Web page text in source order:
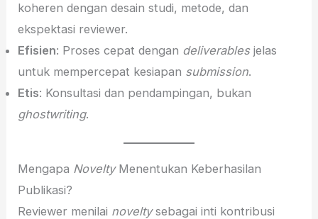
koheren dengan desain studi, metode, dan
ekspektasi reviewer.
Efisien: Proses cepat dengan deliverablesjelas
untuk mempercepat kesiapan submission.
Etis: Konsultasi dan pendampingan, bukan
ghostwriting.
Mengapa NoveltyMenentukan Keberhasilan
Publikasi?
Reviewer menilai noveltysebagai inti kontribusi